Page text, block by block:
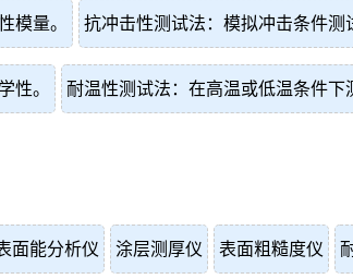
模量。 抗冲击性测试法：模拟冲击条件测
性。 耐温性测试法：在高温或低温条件下
面能分析仪 涂层测厚仪 表面粗糙度仪